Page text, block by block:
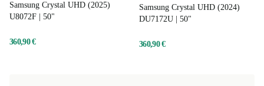
Samsung Crystal UHD (2025)
U8072F | 50"
360,90 €
Samsung Crystal UHD (2024)
DU7172U | 50"
360,90 €